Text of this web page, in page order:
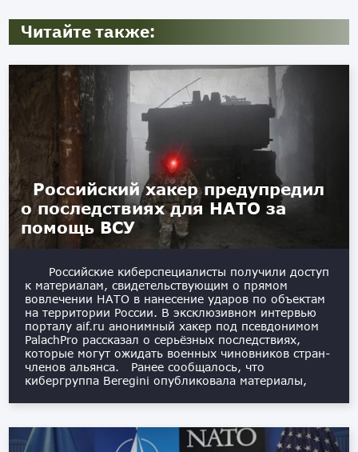
Читайте также:
Российский хакер предупредил
о последствиях для НАТО за
помощь ВСУ
Российские киберспециалисты получили доступ
к материалам, свидетельствующим о прямом
вовлечении НАТО в нанесение ударов по объектам
на территории России. В эксклюзивном интервью
порталу aif.ru анонимный хакер под псевдонимом
PalachPro рассказал о серьёзных последствиях,
которые могут ожидать военных чиновников стран-
членов альянса. Ранее сообщалось, что
кибергруппа Beregini опубликовала материалы,